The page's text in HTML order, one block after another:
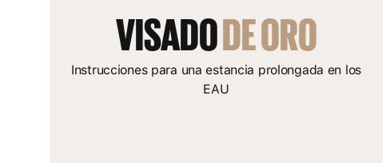
VISADO DE ORO
Instrucciones para una estancia prolongada en los
EAU